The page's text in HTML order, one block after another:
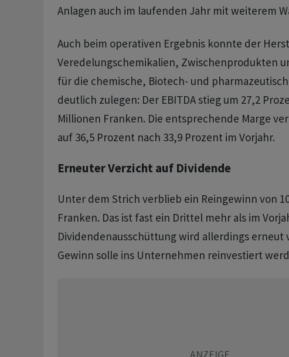
Anlagen auch im laufenden Jahr mit weiterem
Auch beim operativen Ergebnis konnte der
Veredelungschemikalien, Zwischenprodukten
für die chemische, Biotech- und
deutlich zulegen: Der EBITDA stieg um 27,2
Millionen Franken. Die entsprechende Marge
auf 36,5 Prozent nach 33,9 Prozent im Vorjahr.
Erneuter Verzicht auf Dividende
Unter dem Strich verblieb ein Reingewinn von
Franken. Das ist fast ein Drittel mehr als im
Dividendenausschüttung wird allerdings erneut
Gewinn solle ins Unternehmen reinvestiert